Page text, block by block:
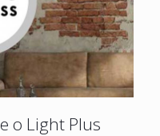
o Light Plus